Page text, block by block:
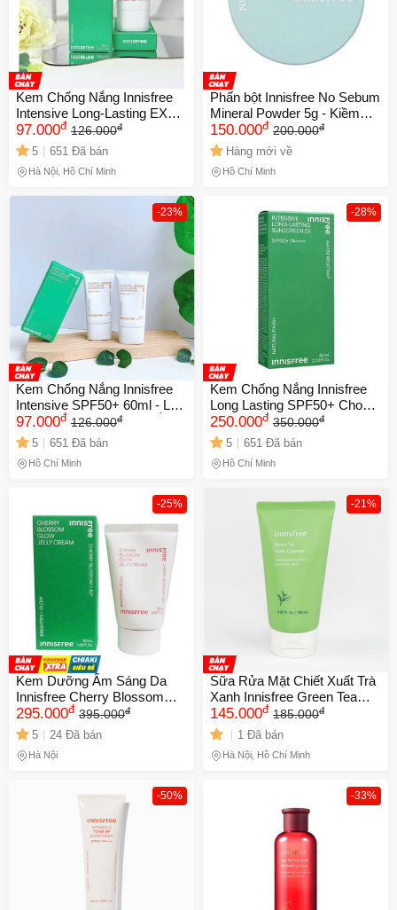
Kem Chống Nắng Innisfree
Intensive Long-Lasting EX
SPF50+ PA++++ 60ml - Bảo
Vệ Da Dầu và Da Hỗn Hợp,
Chống UV Hiệu Quả
97.000đ 126.000đ
5 651 Đã bán
Hà Nội, Hồ Chí Minh
Phấn bột Innisfree No Sebum
Mineral Powder 5g - Kiềm
Dầu, Làm Mờ Lỗ Chân Lông,
Phấn Trang Điểm Cho Da
Dầu Và Hỗn Hợp Chính
Hãng
150.000đ 200.000đ
Hàng mới về
Hồ Chí Minh
-23%
Kem Chống Nắng Innisfree
Intensive SPF50+ 60ml - Lâu
Trôi, Kiềm Dầu, Dưỡng Ẩm
Cho Da Mặt, Chống Nắng
Hiệu Quả
97.000đ 126.000đ
5 651 Đã bán
Hồ Chí Minh
-28%
Kem Chống Nắng Innisfree
Long Lasting SPF50+ Cho
Da Dầu - Kiềm Dầu, Bảo Vệ
Tối Đa, 50ml Chính Hãng
250.000đ 350.000đ
5 651 Đã bán
Hồ Chí Minh
-25%
Kem Dưỡng Ẩm Sáng Da
Innisfree Cherry Blossom
Jelly Cream - Dưỡng ẩm nhẹ
nhàng và làm sáng da tự
nhiên với chiết xuất hoa anh
đào Jeju
295.000đ 395.000đ
5 24 Đã bán
Hà Nội
-21%
Sữa Rửa Mặt Chiết Xuất Trà
Xanh Innisfree Green Tea
Foam Cleanser 150ml
145.000đ 185.000đ
1 Đã bán
Hà Nội, Hồ Chí Minh
-50% -33%